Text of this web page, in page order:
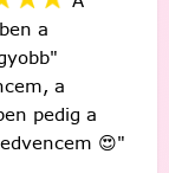
"Sziasztok!
az első!
készítettem
gyönyörű
Köszönöm! "